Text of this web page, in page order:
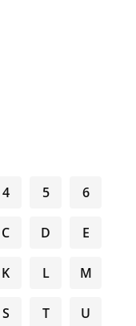
4 5 6
C D E
K L M
S T U